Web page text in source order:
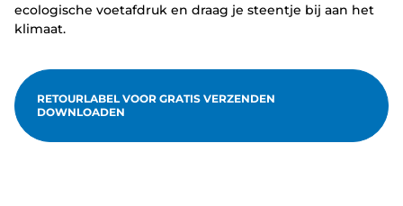
ecologische voetafdruk en draag je steentje bij aan het
klimaat.
RETOURLABEL VOOR GRATIS VERZENDEN
DOWNLOADEN